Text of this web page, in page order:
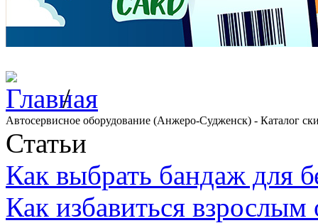
/
Автосервисное оборудование (Анжеро-Судженск) - Каталог
Статьи
Как выбрать бандаж для
Как избавиться